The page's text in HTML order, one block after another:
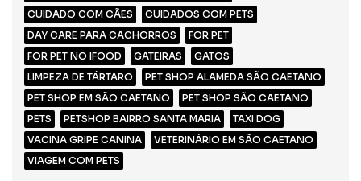
CUIDADO COM CÃES
CUIDADOS COM PETS
DAY CARE PARA CACHORROS
FOR PET
FOR PET NO IFOOD
GATEIRAS
GATOS
LIMPEZA DE TÁRTARO
PET SHOP ALAMEDA SÃO CAETANO
PET SHOP EM SÃO CAETANO
PET SHOP SÃO CAETANO
PETS
PETSHOP BAIRRO SANTA MARIA
TAXI DOG
VACINA GRIPE CANINA
VETERINÁRIO EM SÃO CAETANO
VIAGEM COM PETS